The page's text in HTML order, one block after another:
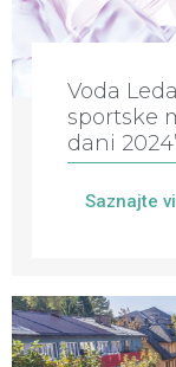
Voda
sportske
dani
Saznajte